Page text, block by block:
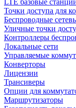
LTE базовые
Точки доступа для
Беспроводные
Уличные точки
Контроллеры
Локальные сети
Управляемые
Конверторы
Лицензии
Трансиверы
Опции для
Маршрутизаторы